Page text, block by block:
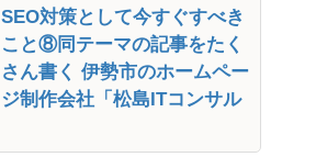
SEO対策として今すぐすべき
こと⑧同テーマの記事をたく
さん書く 伊勢市のホームペー
ジ制作会社「松島ITコンサル